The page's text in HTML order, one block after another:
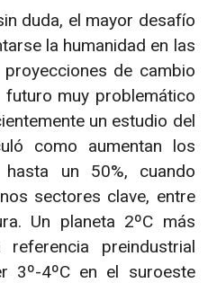
duda, el mayor desafío
la humanidad en las
de cambio
muy problemático
un estudio del
como aumentan los
hasta un 50%, cuando
sectores clave, entre
Un planeta 2ºC más
preindustrial
3º-4ºC en el suroeste